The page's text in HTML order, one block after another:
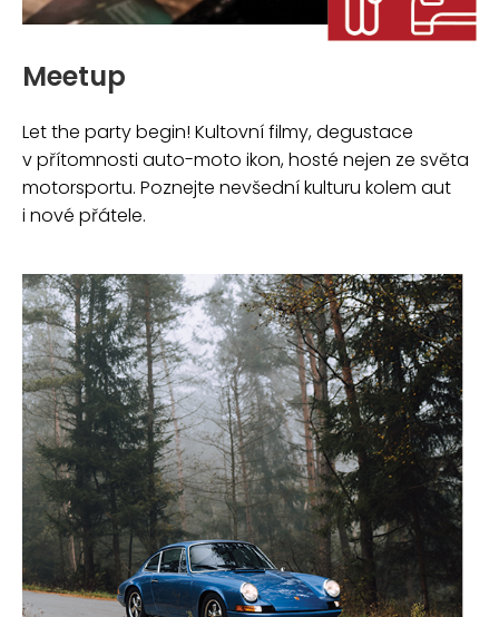
Meetup
Let the party begin! Kultovní filmy, degustace
v přítomnosti auto-moto ikon, hosté nejen ze světa
motorsportu. Poznejte nevšední kulturu kolem aut
i nové přátele.